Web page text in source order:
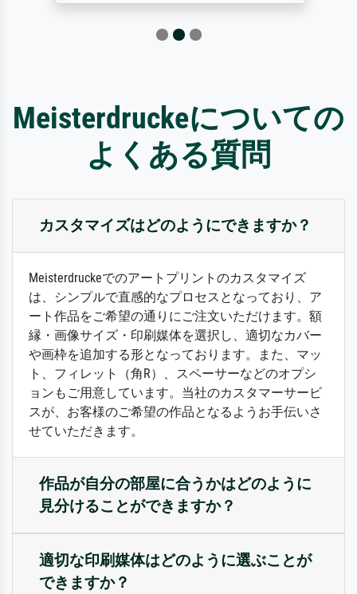
Meisterdruckeについての
よくある質問
カスタマイズはどのようにできますか？
Meisterdruckeでのアートプリントのカスタマイズ
は、シンプルで直感的なプロセスとなっており、ア
ート作品をご希望の通りにご注文いただけます。額
縁・画像サイズ・印刷媒体を選択し、適切なカバー
や画枠を追加する形となっております。また、マッ
ト、フィレット（角R）、スペーサーなどのオプシ
ョンもご用意しています。当社のカスタマーサービ
スが、お客様のご希望の作品となるようお手伝いさ
せていただきます。
作品が自分の部屋に合うかはどのように
見分けることができますか？
適切な印刷媒体はどのように選ぶことが
できますか？